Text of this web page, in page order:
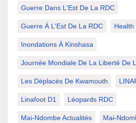
Guerre Dans L'Est De La RDC
Guerre À L'Est De La RDC Health
Inondations À Kinshasa
Journée Mondiale De La Liberté De
Les Déplacés De Kwamouth
Linafoot D1 Léopards RDC
Mai-Ndombe Actualités Mai-